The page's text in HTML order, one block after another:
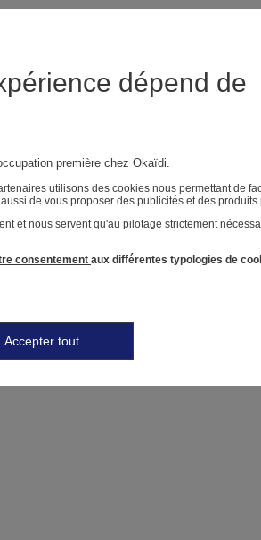
dépend de
première chez Okaïdi.
utilisons des cookies nous permettant de
de vous proposer des publicités et des
et nous servent qu'au pilotage strictement
consentement aux différentes typologies de
Accepter tout